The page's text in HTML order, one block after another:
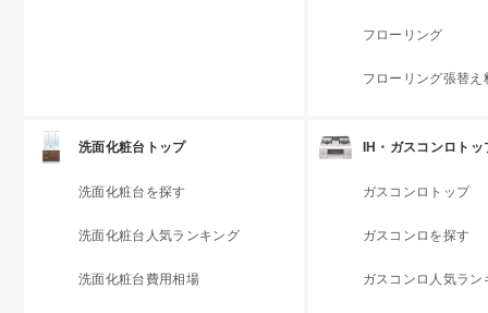
フローリング
フローリング張替え
洗面化粧台トップ
洗面化粧台を探す
洗面化粧台人気ランキング
洗面化粧台費用相場
IH・ガスコンロトッ
ガスコンロトップ
ガスコンロを探す
ガスコンロ人気ラン